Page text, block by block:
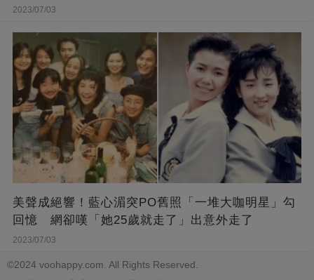
能遊山玩水！
2023/07/03
美聲成絕響！藍心湄突PO舊照「一堆大咖明星」勾
回憶 網卻嘆「她25歲就走了」出意外走了
2023/07/03
©2024 voohappy.com. All Rights Reserved.